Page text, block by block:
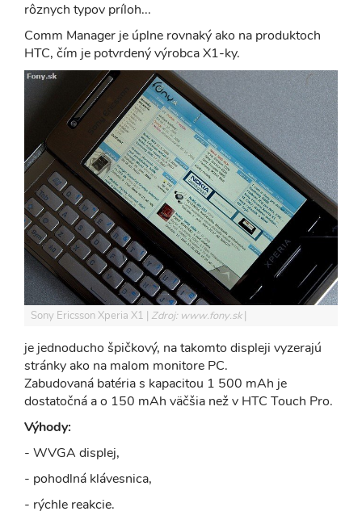
rôznych typov príloh...
Comm Manager je úplne rovnaký ako na produktoch
HTC, čím je potvrdený výrobca X1-ky.
Sony Ericsson Xperia X1 Zdroj: www.fony.sk
je jednoducho špičkový, na takomto displeji vyzerajú
stránky ako na malom monitore PC.
Zabudovaná batéria s kapacitou 1 500 mAh je
dostatočná a o 150 mAh väčšia než v HTC Touch Pro.
Výhody:
- WVGA displej,
- pohodlná klávesnica,
- rýchle reakcie.